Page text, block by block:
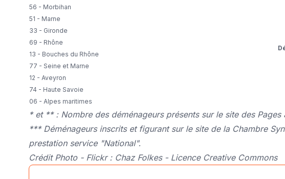
56 - Morbihan
51 - Marne
33 - Gironde
69 - Rhône
13 - Bouches du Rhône
77 - Seine et Marne
12 - Aveyron
74 - Haute Savoie
06 - Alpes maritimes
* et ** : Nombre des déménageurs présents sur le site des Pages
*** Déménageurs inscrits et figurant sur le site de la Chambre
prestation service "National".
Crédit Photo - Flickr : Chaz Folkes - Licence Creative Commons